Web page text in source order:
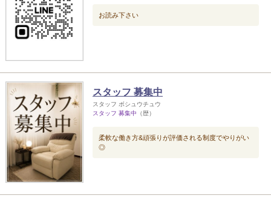
お読み下さい
スタッフ 募集中
スタッフ ボシュウチュウ
スタッフ 募集中 （歴）
柔軟な働き方&頑張りが評価される制度でやりがい
◎